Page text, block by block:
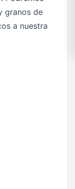
granos de
a nuestra